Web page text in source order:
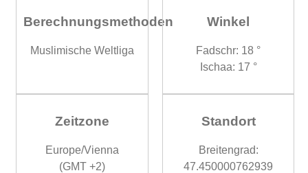
Berechnungsmethoden
Muslimische Weltliga
Winkel
Fadschr: 18 °
Ischaa: 17 °
Zeitzone
Europe/Vienna
(GMT +2)
Standort
Breitengrad:
47.450000762939